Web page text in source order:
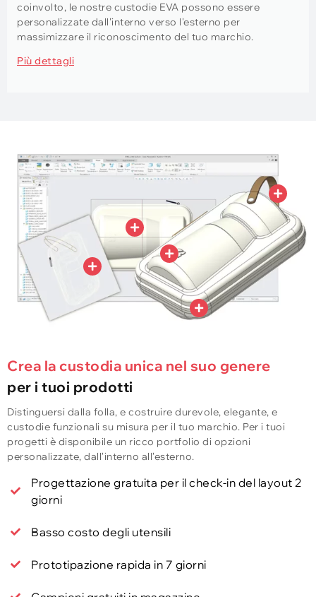
coinvolto, le nostre custodie EVA possono essere
personalizzate dall'interno verso l'esterno per
massimizzare il riconoscimento del tuo marchio.
Più dettagli
Crea la custodia unica nel suo genere
per i tuoi prodotti
Distinguersi dalla folla, e costruire durevole, elegante, e
custodie funzionali su misura per il tuo marchio. Per i tuoi
progetti è disponibile un ricco portfolio di opzioni
personalizzate, dall'interno all'esterno.
Progettazione gratuita per il check-in del layout 2
giorni
Basso costo degli utensili
Prototipazione rapida in 7 giorni